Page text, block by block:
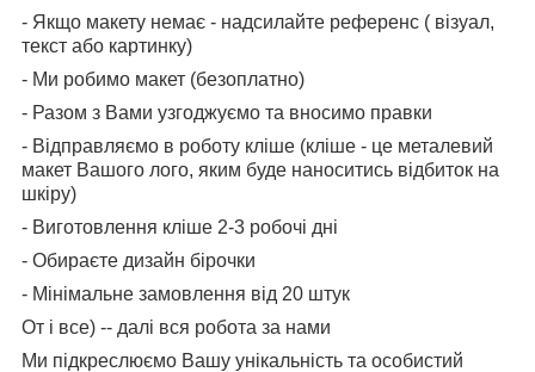
- Якщо макету немає - надсилайте референс ( візуал,
текст або картинку)
- Ми робимо макет (безоплатно)
- Разом з Вами узгоджуємо та вносимо правки
- Відправляємо в роботу кліше (кліше - це металевий
макет Вашого лого, яким буде наноситись відбиток на
шкіру)
- Виготовлення кліше 2-3 робочі дні
- Обираєте дизайн бірочки
- Мінімальне замовлення від 20 штук
От і все) -- далі вся робота за нами
Ми підкреслюємо Вашу унікальність та особистий